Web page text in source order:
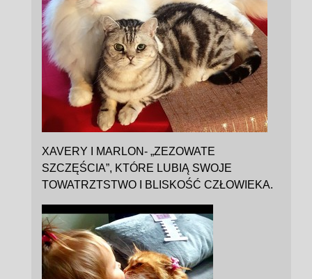
XAVERY I MARLON- „ZEZOWATE
SZCZĘŚCIA”, KTÓRE LUBIĄ SWOJE
TOWATRZTSTWO I BLISKOŚĆ CZŁOWIEKA.